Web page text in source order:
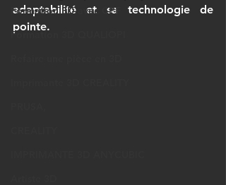
Formation 3D avec CPF
Formation 3D QUALIOPI
adaptabilité et sa technologie de
pointe.